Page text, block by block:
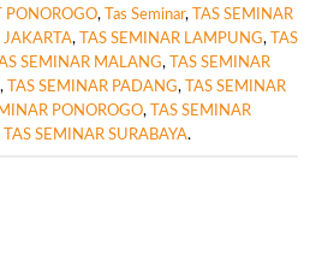
PONOROGO, Tas Seminar,
TAS SEMINAR
JAKARTA, TAS SEMINAR LAMPUNG,
TAS
SEMINAR MALANG,
TAS SEMINAR
, TAS SEMINAR PADANG,
TAS SEMINAR
PONOROGO,
TAS SEMINAR
TAS SEMINAR SURABAYA.